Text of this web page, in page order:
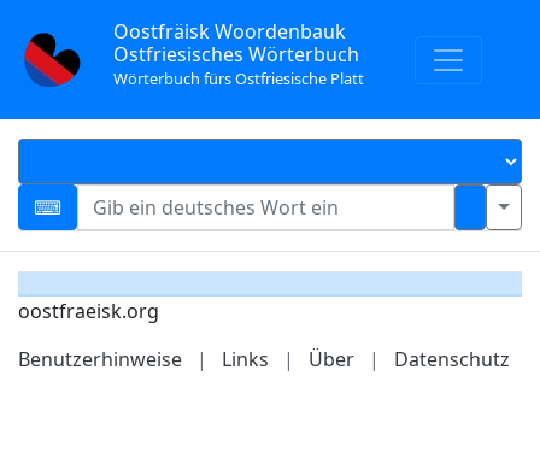
Oostfräisk Woordenbauk
Ostfriesisches Wörterbuch
Wörterbuch fürs Ostfriesische Platt
oostfraeisk.org
Benutzerhinweise
| Links | Über | Datenschutz